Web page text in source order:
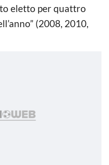
eletto per quattro
(2008, 2010,